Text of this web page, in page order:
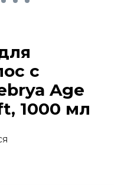
с
Age
1000 мл